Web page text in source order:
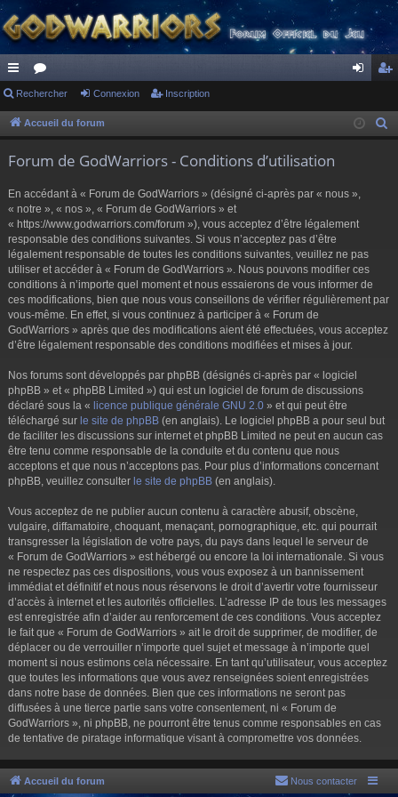
ac
co
s
or
u ne cri
Rechercher Connexion Inscription
Accueil du forum
Forum de GodWarriors - Conditions d’utilisation
En accédant à « Forum de GodWarriors » (désigné ci-après par « nous »,
« notre », « nos », « Forum de GodWarriors » et
« https://www.godwarriors.com/forum »), vous acceptez d’être légalement
responsable des conditions suivantes. Si vous n’acceptez pas d’être
légalement responsable de toutes les conditions suivantes, veuillez ne pas
utiliser et accéder à « Forum de GodWarriors ». Nous pouvons modifier ces
conditions à n’importe quel moment et nous essaierons de vous informer de
ces modifications, bien que nous vous conseillons de vérifier régulièrement par
vous-même. En effet, si vous continuez à participer à « Forum de
GodWarriors » après que des modifications aient été effectuées, vous acceptez
d’être légalement responsable des conditions modifiées et mises à jour.
Nos forums sont développés par phpBB (désignés ci-après par « logiciel
phpBB » et « phpBB Limited ») qui est un logiciel de forum de discussions
déclaré sous la « licence publique générale GNU 2.0 » et qui peut être
téléchargé sur le site de phpBB (en anglais). Le logiciel phpBB a pour seul but
de faciliter les discussions sur internet et phpBB Limited ne peut en aucun cas
être tenu comme responsable de la conduite et du contenu que nous
acceptons et que nous n’acceptons pas. Pour plus d’informations concernant
phpBB, veuillez consulter le site de phpBB (en anglais).
Vous acceptez de ne publier aucun contenu à caractère abusif, obscène,
vulgaire, diffamatoire, choquant, menaçant, pornographique, etc. qui pourrait
transgresser la législation de votre pays, du pays dans lequel le serveur de
« Forum de GodWarriors » est hébergé ou encore la loi internationale. Si vous
ne respectez pas ces dispositions, vous vous exposez à un bannissement
immédiat et définitif et nous nous réservons le droit d’avertir votre fournisseur
d’accès à internet et les autorités officielles. L’adresse IP de tous les messages
est enregistrée afin d’aider au renforcement de ces conditions. Vous acceptez
le fait que « Forum de GodWarriors » ait le droit de supprimer, de modifier, de
déplacer ou de verrouiller n’importe quel sujet et message à n’importe quel
moment si nous estimons cela nécessaire. En tant qu’utilisateur, vous acceptez
que toutes les informations que vous avez renseignées soient enregistrées
dans notre base de données. Bien que ces informations ne seront pas
diffusées à une tierce partie sans votre consentement, ni « Forum de
GodWarriors », ni phpBB, ne pourront être tenus comme responsables en cas
de tentative de piratage informatique visant à compromettre vos données.
Accueil du forum Nous contacter